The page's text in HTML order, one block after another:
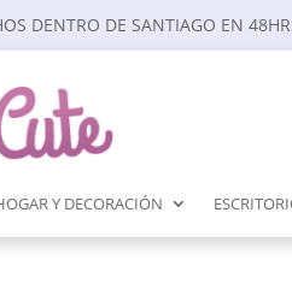
DENTRO DE SANTIAGO EN
Y DECORACIÓN